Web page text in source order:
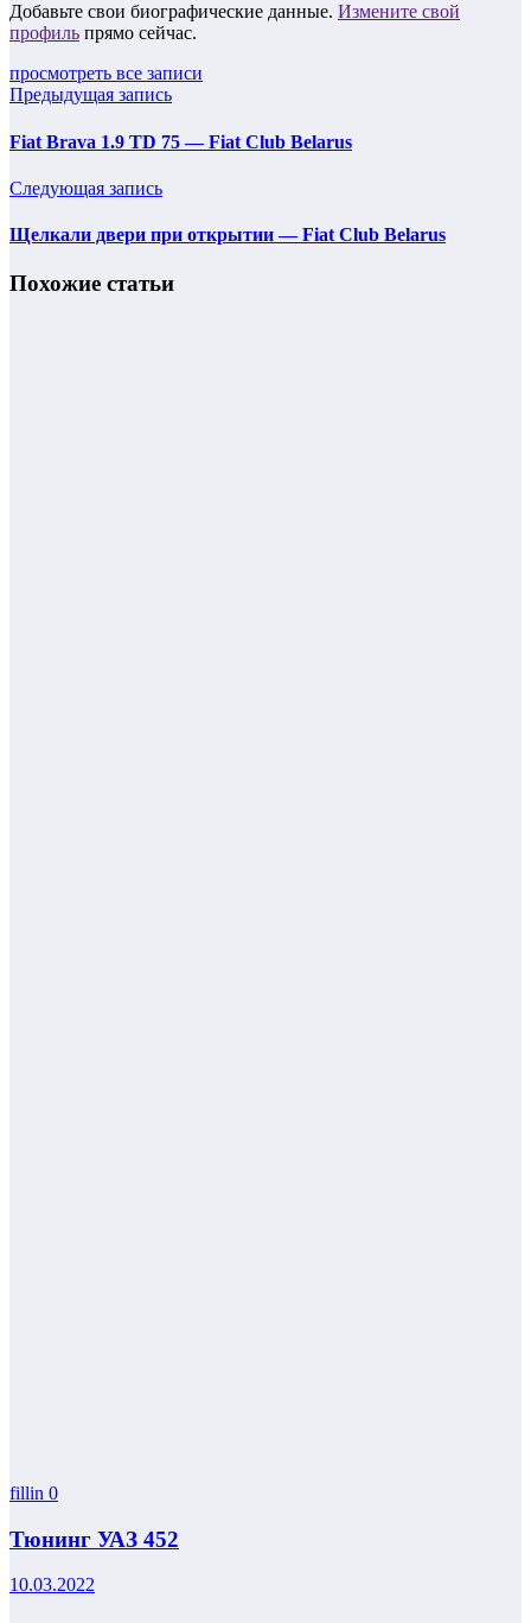
Добавьте свои биографические данные. Измените свой
профиль прямо сейчас.
просмотреть все записи
Предыдущая запись
Fiat Brava 1.9 TD 75 — Fiat Club Belarus
Следующая запись
Щелкали двери при открытии — Fiat Club Belarus
Похожие статьи
fillin 0
Тюнинг УАЗ 452
10.03.2022